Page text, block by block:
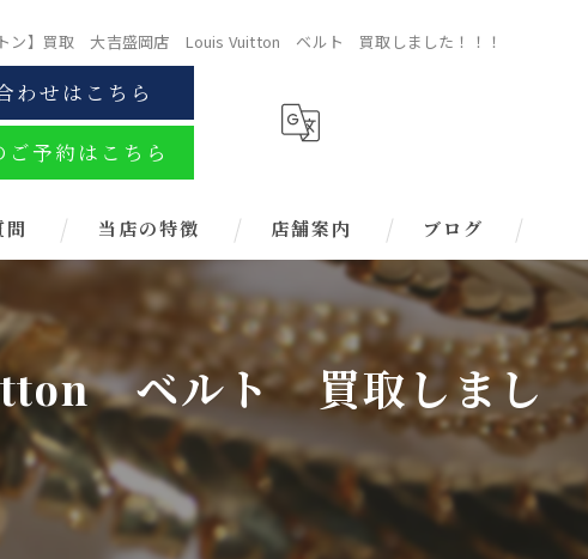
トン】買取 大吉盛岡店 Louis Vuitton ベルト 買取しました！！！
わせはこちら
予約はこちら
問 当店の特徴
ブランド
金券
時計
店舗案内 ブログ
ベルト 買取しまし